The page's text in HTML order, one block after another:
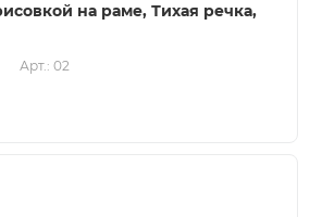
на раме, Тихая речка,
Арт.: 02